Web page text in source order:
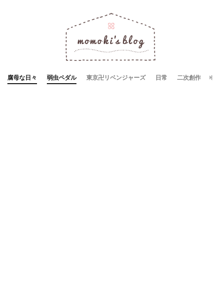
腐母な日々 弱虫ペダル 東京卍リベンジャーズ 日常 二次創作 お